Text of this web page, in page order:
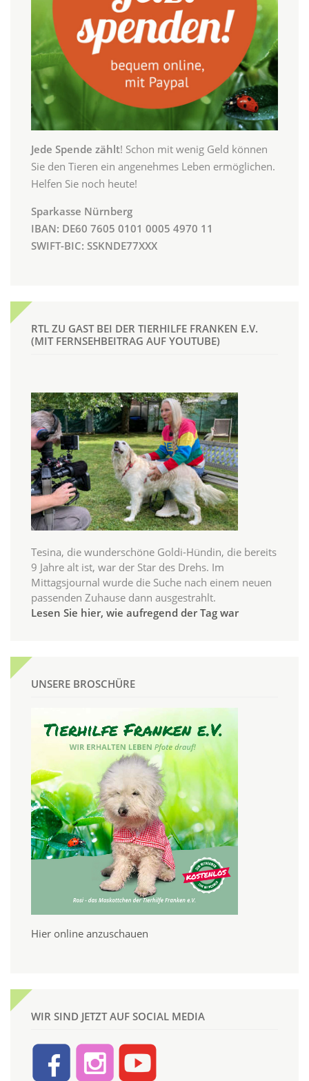
Jede Spende zählt! Schon mit wenig Geld können
Sie den Tieren ein angenehmes Leben ermöglichen.
Helfen Sie noch heute!
Sparkasse Nürnberg
IBAN: DE60 7605 0101 0005 4970 11
SWIFT-BIC: SSKNDE77XXX
RTL ZU GAST BEI DER TIERHILFE FRANKEN E.V.
(MIT FERNSEHBEITRAG AUF YOUTUBE)
Tesina, die wunderschöne Goldi-Hündin, die bereits
9 Jahre alt ist, war der Star des Drehs. Im
Mittagsjournal wurde die Suche nach einem neuen
passenden Zuhause dann ausgestrahlt.
Lesen Sie hier, wie aufregend der Tag war
UNSERE BROSCHÜRE
Hier online anzuschauen
WIR SIND JETZT AUF SOCIAL MEDIA